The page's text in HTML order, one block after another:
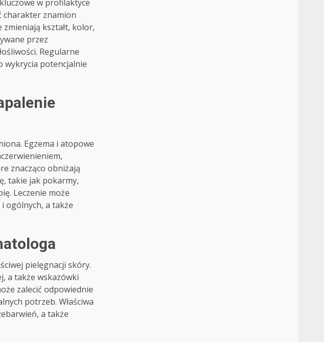
w profilaktyce
charakter znamion
kształt, kolor,
przez
Regularne
wykrycia potencjalnie
Egzema i atopowe
znacząco obniżają
takie jak pokarmy,
Leczenie może
ogólnych, a także
pielęgnacji skóry.
a także wskazówki
zalecić odpowiednie
potrzeb. Właściwa
a także